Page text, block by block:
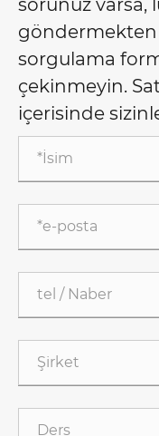
göndermekten
sorgulama
çekinmeyin.
içerisinde